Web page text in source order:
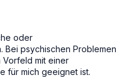
oder
Bei psychischen Problemen
Vorfeld mit einer
für mich geeignet ist.